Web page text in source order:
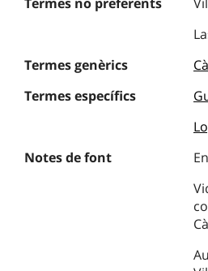
Termes genèrics
Termes específics
Notes de font